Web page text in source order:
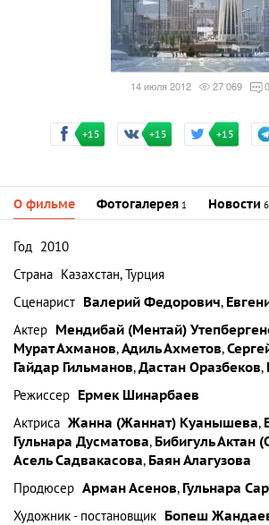
14 июля 2012 27 069 0
+15 +15 +15
О фильме Фотогалерея 1 Новости 6
Год 2010
Страна Казахстан, Турция
Сценарист Валерий Федорович,
Актер Мендибай (Ментай)
Мурат Ахманов,Адиль Ахметов,
Гайдар Гильманов,Дастан Оразбеков,
Режиссер Ермек Шинарбаев
Актриса Жанна (Жаннат) Куанышева,
Гульнара Дусматова, Бибигуль Актан
Асель Садвакасова, Баян Алагузова
Продюсер Арман Асенов, Гульнара
Художник - постановщик Бопеш